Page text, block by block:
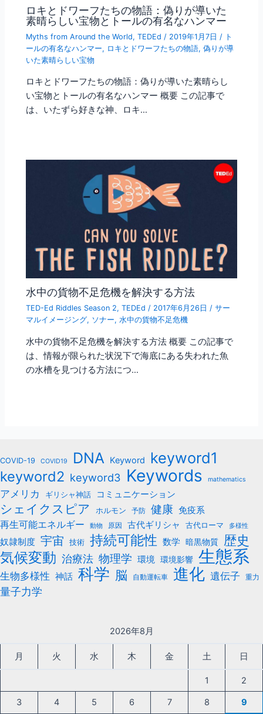
ロキとドワーフたちの物語：偽りが導いた
素晴らしい宝物とトールの有名なハンマー
Myths from Around the World,TEDEd / 2019年1月7日 / ト
ールの有名なハンマー, ロキとドワーフたちの物語,偽りが導
いた素晴らしい宝物
ロキとドワーフたちの物語：偽りが導いた素晴らし
い宝物とトールの有名なハンマー 概要 この記事で
は、いたずら好きな神、ロキ…
水中の貨物不足危機を解決する方法
TED-Ed Riddles Season 2,TEDEd / 2017年6月26日/サー
マルイメージング, ソナー,水中の貨物不足危機
水中の貨物不足危機を解決する方法 概要 この記事で
は、情報が限られた状況下で海底にある失われた魚
の水槽を見つける方法につ…
COVID-19 COVID19 DNA Keyword keyword1
keyword2 keyword3 Keywords mathematics
アメリカ ギリシャ神話 コミュニケーション
シェイクスピア ホルモン 予防 健康 免疫系
再生可能エネルギー
動物 原因 古代ギリシャ 古代ローマ 多様性
奴隷制度 宇宙 技術 持続可能性 数学 暗黒物質 歴史
気候変動 治療法 物理学 環境 環境影響 生態系
生物多様性 神話 科学 脳 自動運転車 進化 遺伝子 重力
量子力学
2026年8月
月 火 水 木 金 土 日
1 2
3 4 5 6 7 8 9